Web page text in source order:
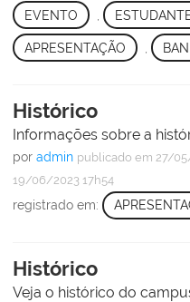
EVENTO
APRESENTAÇÃO
Histórico
Informações sobre a
por admin publicado em 27/
19/06/2023 17h54
registrado em:
Histórico
Veja o histórico do